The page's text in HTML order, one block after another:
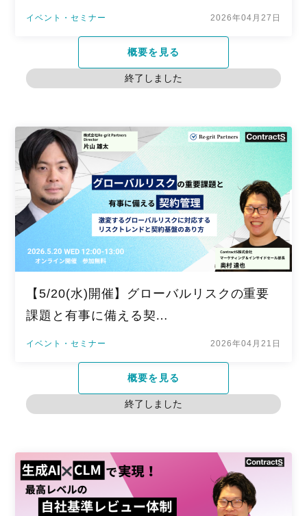
イベント・セミナー 2026年04月27日
概要を見る
終了しました
【5/20(水)開催】グローバルリスクの重要
課題と有事に備える契…
イベント・セミナー 2026年04月21日
概要を見る
終了しました